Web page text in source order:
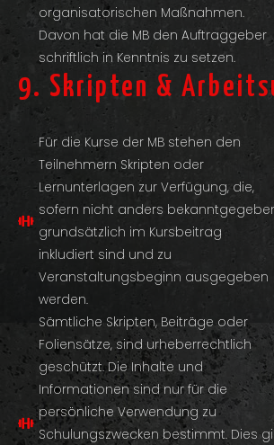
organisatorischen Maßnahmen.
Davon hat die MB den Auftraggeber
schriftlich in Kenntnis zu setzen.
9. Skripten &
Für die Kurse der MB stehen den
Teilnehmern Skripten oder
Lernunterlagen zur Verfügung, die,
sofern nicht anders
grundsätzlich im Kursbeitrag
inkludiert sind und zu
Veranstaltungsbeginn ausgegeben
werden.
Sämtliche Skripten, Beiträge oder
Foliensätze, sind urheberrechtlich
geschützt. Die Inhalte und
Informationen sind nur für die
persönliche Verwendung zu
Schulungszwecken bestimmt. Dies